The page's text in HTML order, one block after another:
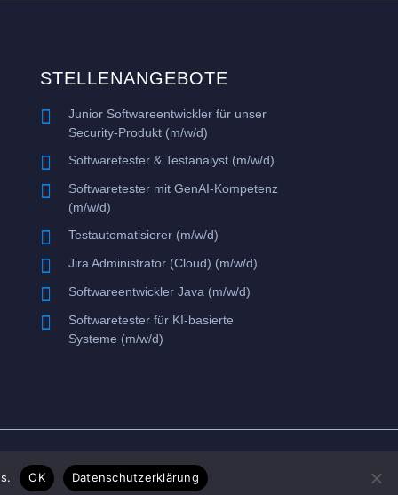
STELLENANGEBOTE

Junior Softwareentwickler für unser
Security-Produkt (m/w/d)
 Softwaretester & Testanalyst (m/w/d)

Softwaretester mit GenAI-Kompetenz
(m/w/d)
 Testautomatisierer (m/w/d)
 Jira Administrator (Cloud) (m/w/d)
 Softwareentwickler Java (m/w/d)

Softwaretester für KI-basierte
Systeme (m/w/d)
OK Datenschutzerklärung